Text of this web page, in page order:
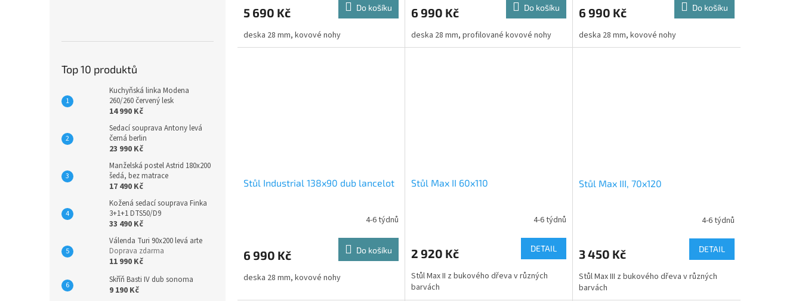
Top 10 produktů
Kuchyňská linka Modena
260/260 červený lesk
14 990 Kč
Sedací souprava Antony levá
černá berlin
23 990 Kč
Manželská postel Astrid 180x200
šedá, bez matrace
17 490 Kč
Kožená sedací souprava Finka
3+1+1 DTS50/D9
33 490 Kč
Válenda Turi 90x200 levá arte
Doprava zdarma
11 990 Kč
Skříň Basti IV dub sonoma
9 190 Kč
5 690 Kč Do košíku
deska 28 mm, kovové nohy
6 990 Kč Do košíku
deska 28 mm, profilované kovové nohy
6 990 Kč Do košíku
deska 28 mm, kovové nohy
Stůl Industrial 138x90 dub lancelot
4-6 týdnů
6 990 Kč Do košíku
deska 28 mm, kovové nohy
Stůl Max II 60x110
4-6 týdnů
2 920 Kč DETAIL
Stůl Max II z bukového dřeva v různých
barvách
Stůl Max III, 70x120
4-6 týdnů
3 450 Kč DETAIL
Stůl Max III z bukového dřeva v různých
barvách